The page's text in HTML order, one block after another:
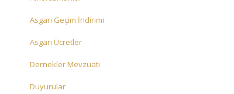
Asgari Geçim İndirimi
Asgari Ücretler
Dernekler Mevzuatı
Duyurular